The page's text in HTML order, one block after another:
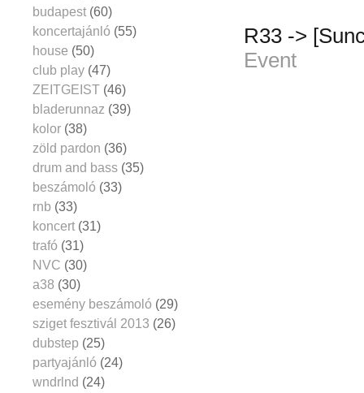
R33 ->
Event
budapest (60)
koncertajánló (55)
house (50)
club play (47)
ZEITGEIST (46)
bladerunnaz (39)
kolor (38)
zöld pardon (36)
drum and bass (35)
beszámoló (33)
rnb (33)
koncert (31)
trafó (31)
NVC (30)
a38 (30)
esemény beszámoló (29)
sziget fesztivál 2013 (26)
dubstep (25)
partyajánló (24)
wndrlnd (24)